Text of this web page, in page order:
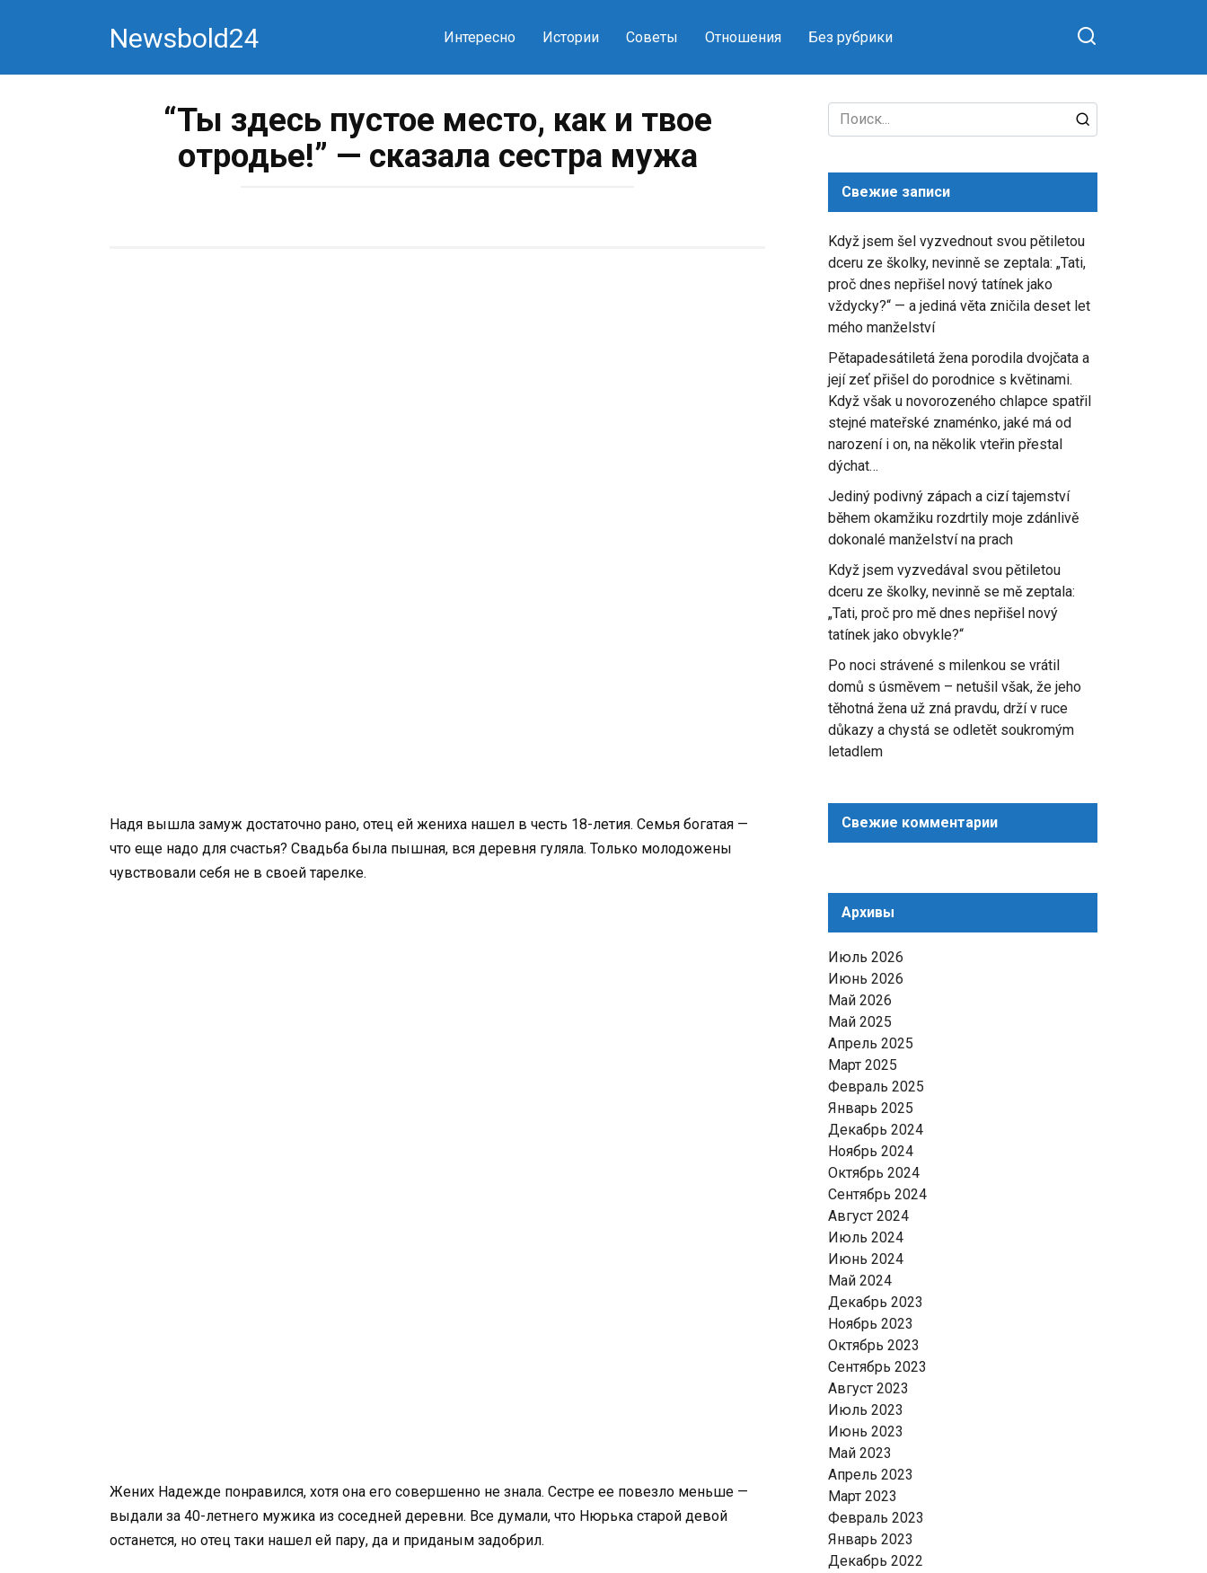
Newsbold24 Интересно Истории Советы Отношения Без рубрики
“Ты здесь пустое место, как и твое
отродье!” — сказала сестра мужа
Надя вышла замуж достаточно рано, отец ей жениха нашел в честь 18-летия. Семья богатая —
что еще надо для счастья? Свадьба была пышная, вся деревня гуляла. Только молодожены
чувствовали себя не в своей тарелке.
Жених Надежде понравился, хотя она его совершенно не знала. Сестре ее повезло меньше —
выдали за 40-летнего мужика из соседней деревни. Все думали, что Нюрька старой девой
останется, но отец таки нашел ей пару, да и приданым задобрил.
Search
for:
Свежие записи
Když jsem šel vyzvednout svou pětiletou
dceru ze školky, nevinně se zeptala: „Tati,
proč dnes nepřišel nový tatínek jako
vždycky?“ — a jediná věta zničila deset let
mého manželství
Pětapadesátiletá žena porodila dvojčata a
její zeť přišel do porodnice s květinami.
Když však u novorozeného chlapce spatřil
stejné mateřské znaménko, jaké má od
narození i on, na několik vteřin přestal
dýchat…
Jediný podivný zápach a cizí tajemství
během okamžiku rozdrtily moje zdánlivě
dokonalé manželství na prach
Když jsem vyzvedával svou pětiletou
dceru ze školky, nevinně se mě zeptala:
„Tati, proč pro mě dnes nepřišel nový
tatínek jako obvykle?“
Po noci strávené s milenkou se vrátil
domů s úsměvem – netušil však, že jeho
těhotná žena už zná pravdu, drží v ruce
důkazy a chystá se odletět soukromým
letadlem
Свежие комментарии
Архивы
Июль 2026
Июнь 2026
Май 2026
Май 2025
Апрель 2025
Март 2025
Февраль 2025
Январь 2025
Декабрь 2024
Ноябрь 2024
Октябрь 2024
Сентябрь 2024
Август 2024
Июль 2024
Июнь 2024
Май 2024
Декабрь 2023
Ноябрь 2023
Октябрь 2023
Сентябрь 2023
Август 2023
Июль 2023
Июнь 2023
Май 2023
Апрель 2023
Март 2023
Февраль 2023
Январь 2023
Декабрь 2022